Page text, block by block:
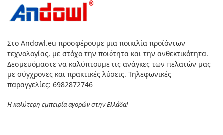
Στο Andowl.eu προσφέρουμε μια ποικιλία προϊόντων
τεχνολογίας, με στόχο την ποιότητα και την ανθεκτικότητα.
Δεσμευόμαστε να καλύπτουμε τις ανάγκες των πελατών μας
με σύγχρονες και πρακτικές λύσεις. Τηλεφωνικές
παραγγελίες: 6982872746
Η καλύτερη εμπειρία αγορών στην Ελλάδα!